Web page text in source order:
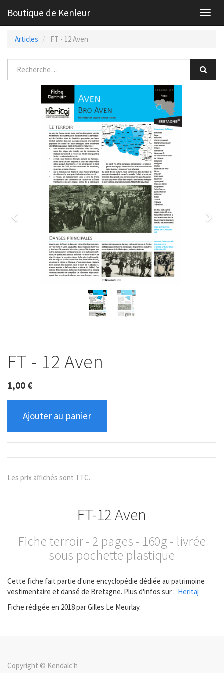
Boutique de Kenleur
Articles FT - 12 Aven
Previous
FT - 12 Aven
1,00 €
Ajouter au panier
Les prix affichés sont TTC.
FT-12 Aven
Fiche terroir - 2 pages - 160g - livrée
sous pochette plastique
Cette fiche fait partie d'une encyclopédie dédiée au patrimoine
vestimentaire et dansé de Bretagne. Plus d'infos sur : Heritaj
Fiche rédigée en 2018 par Gilles Le Meurlay.
Copyright © Kendalc'h